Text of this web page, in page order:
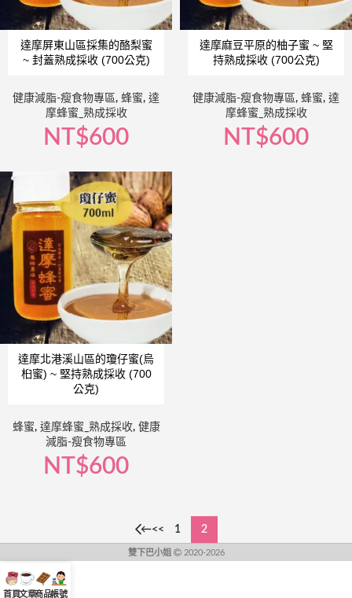
達摩屏東山區採集的酪梨蜜
~ 封蓋熟成採收 (700公克)
健康減脂-瘦食物專區, 蜂蜜, 達
摩蜂蜜_熟成採收
NT$600
達摩麻豆平原的柚子蜜 ~ 堅
持熟成採收 (700公克)
健康減脂-瘦食物專區, 蜂蜜, 達
摩蜂蜜_熟成採收
NT$600
達摩北港溪山區的瓊仔蜜(烏
桕蜜) ~ 堅持熟成採收 (700
公克)
蜂蜜, 達摩蜂蜜_熟成採收, 健康
減脂-瘦食物專區
NT$600
← 1 2
雙下巴小姐 2020-2026
首頁文章商品帳號